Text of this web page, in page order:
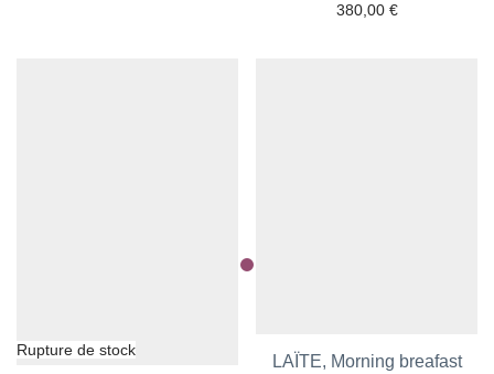
380,00 €
LAÏTE, Morning breafast